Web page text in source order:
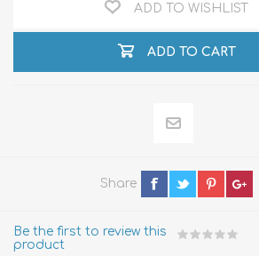
ADD TO WISHLIST
ADD TO CART
Share
Be the first to review this
product